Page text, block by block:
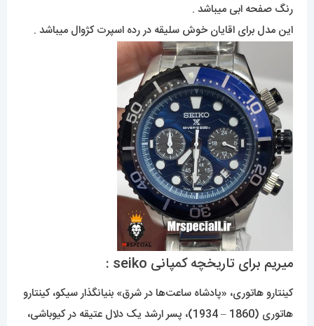
رنگ صفحه ابی میباشد .
این مدل برای اقایان خوش سلیقه در رده اسپرت کژوال میباشد .
میریم برای تاریخچه کمپانی seiko :
کینتارو هاتوری، «پادشاه ساعت‌ها در شرق» بنیانگذار سیکو، کینتارو
هاتوری (1860 – 1934)، پسر ارشد یک دلال عتیقه در کیوباشی،